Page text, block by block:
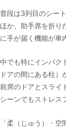
普段は3列目のシー
ほか、助手席を折り
に手が届く機能が車
中でも特にインパク
ドアの間にある柱）
前席のドアとスライ
シーンでもストレス
「柔（じゅう）・